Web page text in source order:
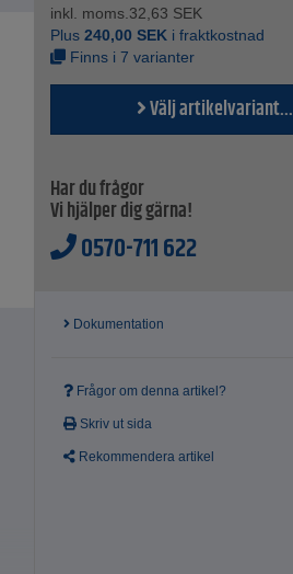
inkl. moms. 32,63 SEK
Plus240,00 SEK i fraktkostnad
Finns i 7 varianter
Välj artikelvariant...
Har du frågor
Vi hjälper dig gärna!
0570-711 622
Dokumentation
Frågor om denna artikel?
Skriv ut sida
Rekommendera artikel